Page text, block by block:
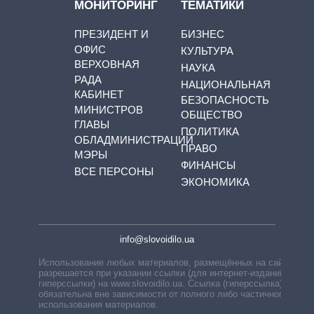
МОНИТОРИНГ
ПРЕЗИДЕНТ И
ОФИС
ВЕРХОВНАЯ
РАДА
КАБИНЕТ
МИНИСТРОВ
ГЛАВЫ
ОБЛАДМИНИСТРАЦИЙ
МЭРЫ
ВСЕ ПЕРСОНЫ
ТЕМАТИКИ
БИЗНЕС
КУЛЬТУРА
НАУКА
НАЦИОНАЛЬНАЯ
БЕЗОПАСНОСТЬ
ОБЩЕСТВО
ПОЛИТИКА
ПРАВО
ФИНАНСЫ
ЭКОНОМИКА
info@slovoidilo.ua
Использование любых материалов, размещённых на сайте,
разрешается при указании ссылки (для интернет-изданий —
гиперссылки) на www.slovoidilo.ua. Ссылка (гиперссылка)
обязательна вне зависимости от полного либо частичного
использования материалов.